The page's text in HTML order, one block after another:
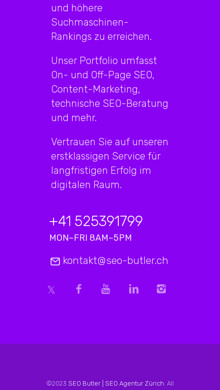
und höhere
Suchmaschinen-
Rankings zu erreichen.
Unser Portfolio umfasst
On- und Off-Page SEO,
Content-Marketing,
technische SEO-Beratung
und mehr.
Vertrauen Sie auf unseren
erstklassigen Service für
langfristigen Erfolg im
digitalen Raum.
+41 525391799
MON–FRI 8AM–5PM
kontakt@seo-butler.ch
©2023 SEO Butler | SEO Agentur Zürich . All